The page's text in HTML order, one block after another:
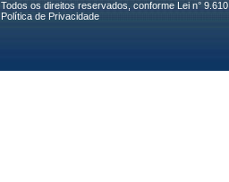
Todos os direitos reservados, conforme Lei n° 9.610
Política de Privacidade